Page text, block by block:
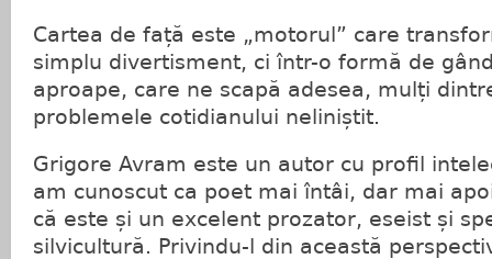
Cartea de față este „motorulˮ care
simplu divertisment, ci într-o formă de
aproape, care ne scapă adesea, mulți
problemele cotidianului neliniștit.
Grigore Avram este un autor cu profil
am cunoscut ca poet mai întâi, dar mai
că este și un excelent prozator, eseist și
silvicultură. Privindu-l din această